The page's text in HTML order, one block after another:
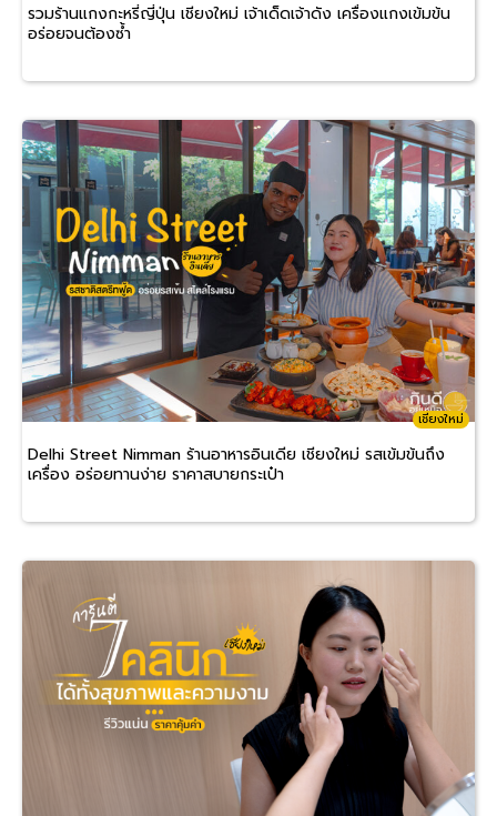
รวมร้านแกงกะหรี่ญี่ปุ่น เชียงใหม่ เจ้าเด็ดเจ้าดัง เครื่องแกงเข้มข้น
อร่อยจนต้องซ้ำ
เชียงใหม่
Delhi Street Nimman ร้านอาหารอินเดีย เชียงใหม่ รสเข้มข้นถึง
เครื่อง อร่อยทานง่าย ราคาสบายกระเป๋า